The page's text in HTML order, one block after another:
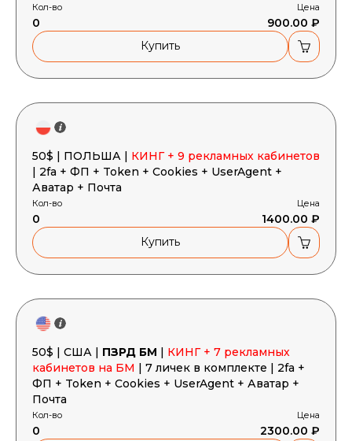
Кол-во
0
Цена
900.00 ₽
Купить
50$ | ПОЛЬША | КИНГ + 9 рекламных кабинетов
| 2fa + ФП + Token + Cookies + UserAgent +
Аватар + Почта
Кол-во
0
Цена
1400.00 ₽
Купить
50$ | США | ПЗРД БМ | КИНГ + 7 рекламных
кабинетов на БМ | 7 личек в комплекте | 2fa +
ФП + Token + Cookies + UserAgent + Аватар +
Почта
Кол-во
0
Цена
2300.00 ₽